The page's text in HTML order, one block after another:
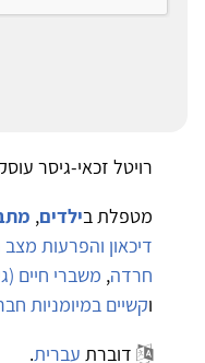
רויטל זכאי-גיסר
מטפלת בילדים,
דיכאון והפרעות מצב
חרדה, משברי חיים
וקשיים במיומניות
דוברת עברית.